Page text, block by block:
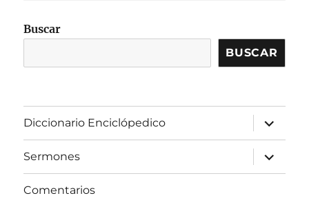
Buscar
BUSCAR
Diccionario Enciclópedico
expandir
el
menú
inferior
Sermones
expandir
el
menú
Comentarios